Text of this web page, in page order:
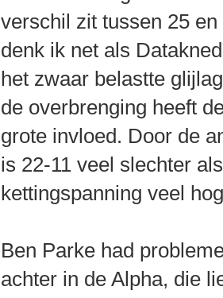
verschil zit tussen 25
denk ik net als
het zwaar belastte
de overbrenging heeft
grote invloed. Door de
is 22-11 veel slechter
kettingspanning veel
Ben Parke had
achter in de Alpha, die